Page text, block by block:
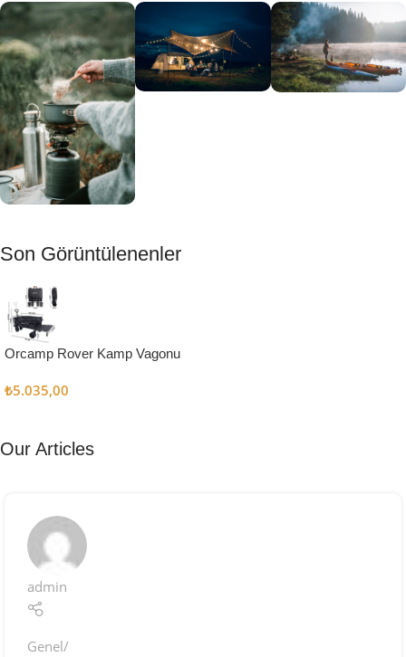
Muftağı
Kampçı
Şefler İçin
Keşfet
Son Görüntülenenler
Orcamp Rover Kamp Vagonu
₺5.035,00
Our Articles
admin
Genel